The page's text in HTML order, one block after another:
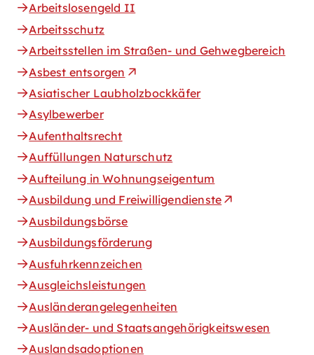
Arbeitslosengeld II
Arbeitsschutz
Arbeitsstellen im Straßen- und Gehwegbereich
Asbest entsorgen
Asiatischer Laubholzbockkäfer
Asylbewerber
Aufenthaltsrecht
Auffüllungen Naturschutz
Aufteilung in Wohnungseigentum
Ausbildung und Freiwilligendienste
Ausbildungsbörse
Ausbildungsförderung
Ausfuhrkennzeichen
Ausgleichsleistungen
Ausländerangelegenheiten
Ausländer- und Staatsangehörigkeitswesen
Auslandsadoptionen